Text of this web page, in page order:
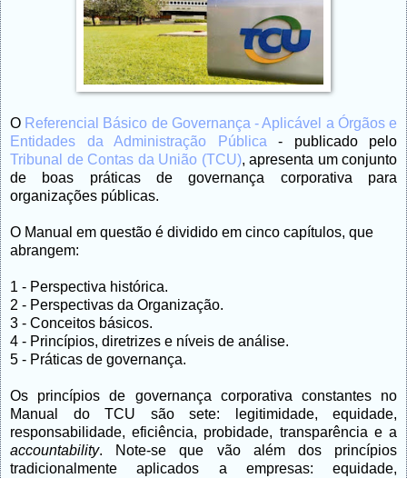
O Referencial Básico de Governança - Aplicável a Órgãos e
Entidades da Administração Pública - publicado pelo
Tribunal de Contas da União (TCU), apresenta um conjunto
de boas práticas de governança corporativa para
organizações públicas.
O Manual em questão é dividido em cinco capítulos, que
abrangem:
1 - Perspectiva histórica.
2 - Perspectivas da Organização.
3 - Conceitos básicos.
4 - Princípios, diretrizes e níveis de análise.
5 - Práticas de governança.
Os princípios de governança corporativa constantes no
Manual do TCU são sete: legitimidade, equidade,
responsabilidade, eficiência, probidade, transparência e a
accountability. Note-se que vão além dos princípios
tradicionalmente aplicados a empresas: equidade,